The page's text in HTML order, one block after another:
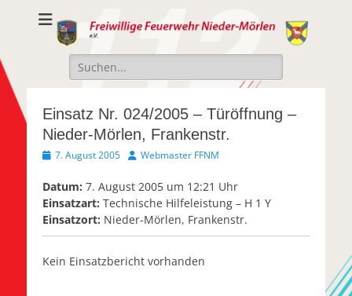
Freiwillige
Feuerwehr Nieder-
Mörlen e.V.
Freiwillige Feuerwehr Nieder-Mörlen e.v.
Suche
nach:
Einsatz Nr. 024/2005 – Türöffnung –
Nieder-Mörlen, Frankenstr.
Veröffentlicht
7. August 2005 AutorWebmaster FFNM
Datum: 7. August 2005 um 12:21 Uhr
Einsatzart: Technische Hilfeleistung – H 1 Y
Einsatzort: Nieder-Mörlen, Frankenstr.
Kein Einsatzbericht vorhanden